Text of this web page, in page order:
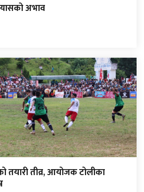
अभाव
तयारी तीव्र, आयोजक टोलीका